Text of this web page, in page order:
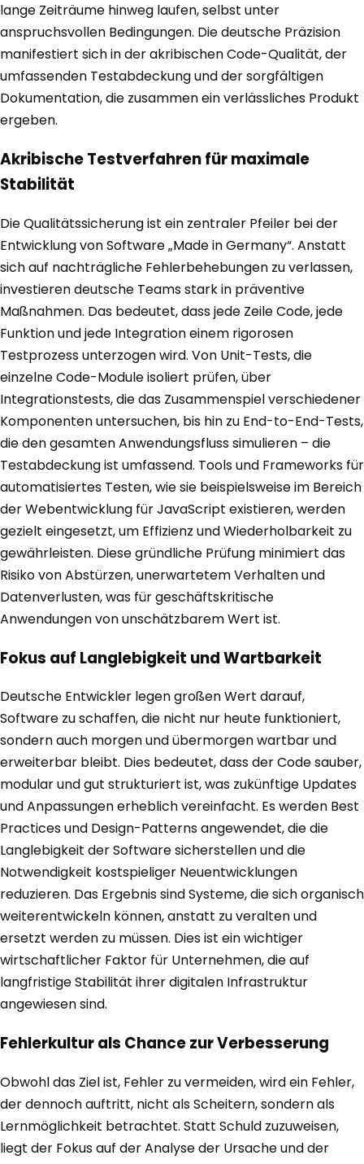
lange Zeiträume hinweg laufen, selbst unter
anspruchsvollen Bedingungen. Die deutsche Präzision
manifestiert sich in der akribischen Code-Qualität, der
umfassenden Testabdeckung und der sorgfältigen
Dokumentation, die zusammen ein verlässliches Produkt
ergeben.
Akribische Testverfahren für maximale
Stabilität
Die Qualitätssicherung ist ein zentraler Pfeiler bei der
Entwicklung von Software „Made in Germany“. Anstatt
sich auf nachträgliche Fehlerbehebungen zu verlassen,
investieren deutsche Teams stark in präventive
Maßnahmen. Das bedeutet, dass jede Zeile Code, jede
Funktion und jede Integration einem rigorosen
Testprozess unterzogen wird. Von Unit-Tests, die
einzelne Code-Module isoliert prüfen, über
Integrationstests, die das Zusammenspiel verschiedener
Komponenten untersuchen, bis hin zu End-to-End-Tests,
die den gesamten Anwendungsfluss simulieren – die
Testabdeckung ist umfassend. Tools und Frameworks für
automatisiertes Testen, wie sie beispielsweise im Bereich
der Webentwicklung für JavaScript existieren, werden
gezielt eingesetzt, um Effizienz und Wiederholbarkeit zu
gewährleisten. Diese gründliche Prüfung minimiert das
Risiko von Abstürzen, unerwartetem Verhalten und
Datenverlusten, was für geschäftskritische
Anwendungen von unschätzbarem Wert ist.
Fokus auf Langlebigkeit und Wartbarkeit
Deutsche Entwickler legen großen Wert darauf,
Software zu schaffen, die nicht nur heute funktioniert,
sondern auch morgen und übermorgen wartbar und
erweiterbar bleibt. Dies bedeutet, dass der Code sauber,
modular und gut strukturiert ist, was zukünftige Updates
und Anpassungen erheblich vereinfacht. Es werden Best
Practices und Design-Patterns angewendet, die die
Langlebigkeit der Software sicherstellen und die
Notwendigkeit kostspieliger Neuentwicklungen
reduzieren. Das Ergebnis sind Systeme, die sich organisch
weiterentwickeln können, anstatt zu veralten und
ersetzt werden zu müssen. Dies ist ein wichtiger
wirtschaftlicher Faktor für Unternehmen, die auf
langfristige Stabilität ihrer digitalen Infrastruktur
angewiesen sind.
Fehlerkultur als Chance zur Verbesserung
Obwohl das Ziel ist, Fehler zu vermeiden, wird ein Fehler,
der dennoch auftritt, nicht als Scheitern, sondern als
Lernmöglichkeit betrachtet. Statt Schuld zuzuweisen,
liegt der Fokus auf der Analyse der Ursache und der